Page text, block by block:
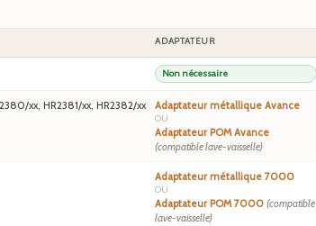
ADAPTATEUR
Non nécessaire
xx, HR2381/xx, HR2382/xx
Adaptateur métallique Avance
OU
Adaptateur POM Avance
(compatible lave-vaisselle)
Adaptateur métallique 7000
OU
Adaptateur POM 7000 (compatible
lave-vaisselle)